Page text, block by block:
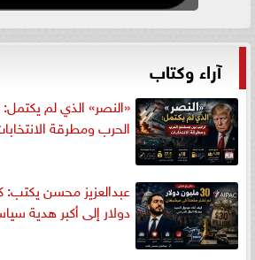
آراء وكتاب
«النصر» الذي لم
الحرب ومطرقة
دولار إلى أكبر هدية